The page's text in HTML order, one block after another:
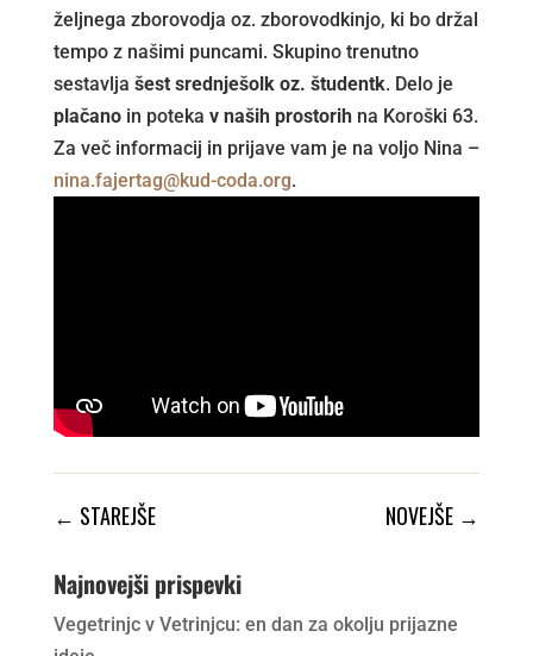
željnega zborovodja oz. zborovodkinjo, ki bo držal
tempo z našimi puncami. Skupino trenutno
sestavlja šest srednješolk oz. študentk. Delo je
plačano in poteka v naših prostorih na Koroški 63.
Za več informacij in prijave vam je na voljo Nina –
nina.fajertag@kud-coda.org.
← STAREJŠE NOVEJŠE →
Najnovejši prispevki
Vegetrinjc v Vetrinjcu: en dan za okolju prijazne